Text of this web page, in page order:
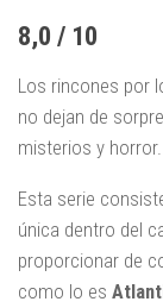
8,0 / 10
Los rincones por
no dejan de
misterios y horror.
Esta serie
única dentro del
proporcionar de
como lo es